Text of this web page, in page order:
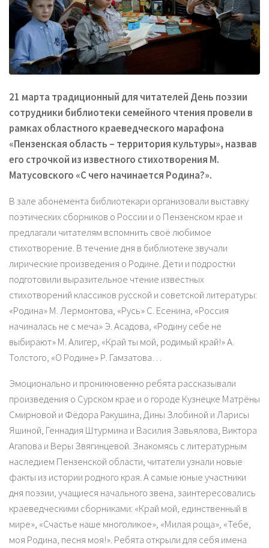
21 марта традиционный для читателей День поэзии
сотрудники библиотеки семейного чтения провели в
рамках областного краеведческого марафона
«Пензенская область – территория культуры», назвав
его строчкой из известного стихотворения М.
Матусовского «С чего начинается Родина?».
В зале абонемента библиотекари организовали выставку
поэтических сборников о России и о Пензенском крае и
предлагали читателям вспомнить своё любимое
стихотворение. В течение дня в библиотеке звучали
лирические произведения о Родине. Дети и подростки
подготовили выразительное чтение известных
стихотворений классиков русской и советской литературы:
«Родина» М. Лермонтова, «Русь» С. Есенина, «Россия
начиналась не с меча» Э. Асадова, «Родину себе не
выбирают» М. Алигер, «Край ты мой, родимый край!» А.
Толстого, «О Родине» Р. Гамзатова…
Эмоционально и проникновенно ребята рассказывали
произведения о Сурском крае и о городе Кузнецке Матрёны
Смирновой и Фёдора Ракушина, Дины Злобиной и Ларисы
Яшиной, Геннадия Штурмина и Василия Завьялова, Виктора
Агапова и Веры Звягинцевой. Знакомясь с литературным
наследием Пензенской области, читатели узнали новые
факты из истории родного края. А самые юные участники
дня поэзии, учащиеся начального звена, заинтересовались
краеведческими сборниками: «Край мой, единственный в
мире», «Счастье наше многоликое», «Милая роща», «Тебе,
моя Родина, песня моя!». Ребята открыли для себя имена